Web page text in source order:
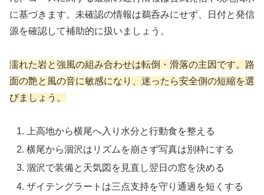
に基づきます。未確認の情報は鵜呑みにせず、日付と発信
源を確認して補助的に扱いましょう。
濡れた岩と強風の組み合わせは転倒・滑落の主因です。路
面の艶と風の音に敏感になり、迷ったら安全側の短縮を選
びましょう。
上高地から横尾へ入り水分と行動食を整える
横尾から涸沢はリズムを崩さず写真は別枠にする
涸沢で装備と天気図を見直し翌日の窓を決める
ザイテングラートは三点支持を守り通過を短くする